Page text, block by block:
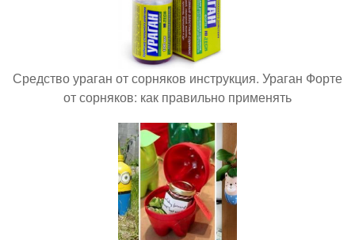
Средство ураган от сорняков инструкция. Ураган Форте
от сорняков: как правильно применять